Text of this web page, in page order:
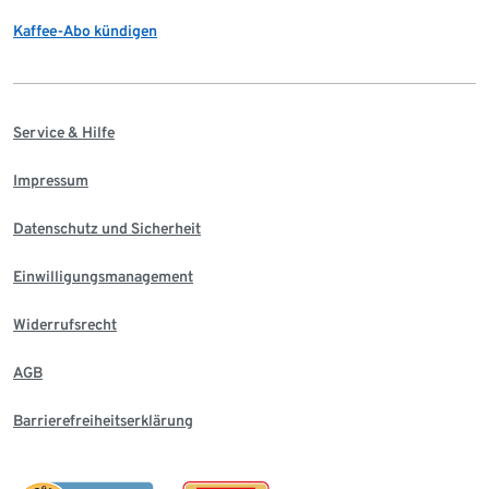
Kaffee-Abo kündigen
Service & Hilfe
Impressum
Datenschutz und Sicherheit
Einwilligungsmanagement
Widerrufsrecht
AGB
Barrierefreiheitserklärung